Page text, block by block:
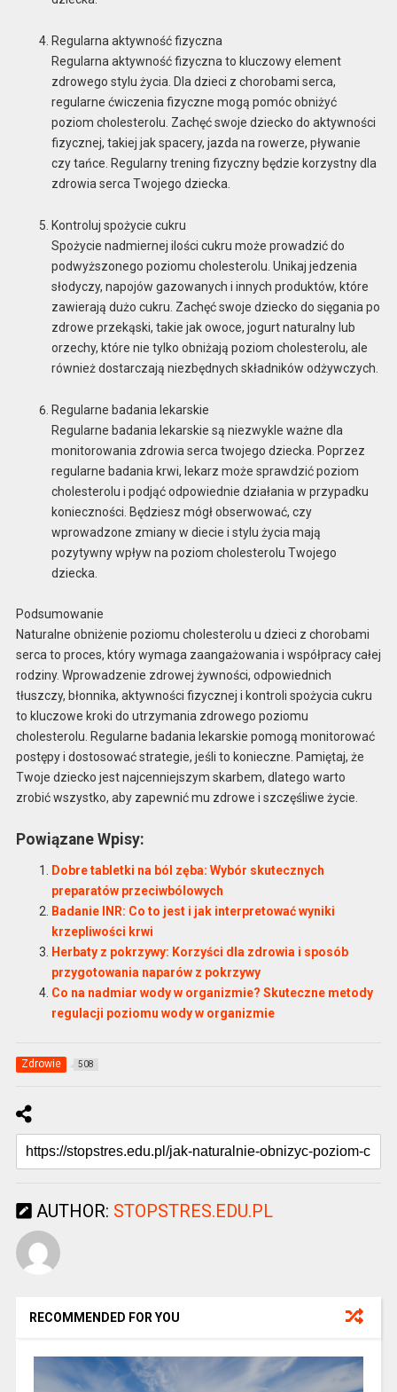
Regularna aktywność fizyczna
Regularna aktywność fizyczna to kluczowy element
zdrowego stylu życia. Dla dzieci z chorobami serca,
regularne ćwiczenia fizyczne mogą pomóc obniżyć
poziom cholesterolu. Zachęć swoje dziecko do aktywności
fizycznej, takiej jak spacery, jazda na rowerze, pływanie
czy tańce. Regularny trening fizyczny będzie korzystny dla
zdrowia serca Twojego dziecka.
Kontroluj spożycie cukru
Spożycie nadmiernej ilości cukru może prowadzić do
podwyższonego poziomu cholesterolu. Unikaj jedzenia
słodyczy, napojów gazowanych i innych produktów, które
zawierają dużo cukru. Zachęć swoje dziecko do sięgania po
zdrowe przekąski, takie jak owoce, jogurt naturalny lub
orzechy, które nie tylko obniżają poziom cholesterolu, ale
również dostarczają niezbędnych składników odżywczych.
Regularne badania lekarskie
Regularne badania lekarskie są niezwykle ważne dla
monitorowania zdrowia serca twojego dziecka. Poprzez
regularne badania krwi, lekarz może sprawdzić poziom
cholesterolu i podjąć odpowiednie działania w przypadku
konieczności. Będziesz mógł obserwować, czy
wprowadzone zmiany w diecie i stylu życia mają
pozytywny wpływ na poziom cholesterolu Twojego
dziecka.
Podsumowanie
Naturalne obniżenie poziomu cholesterolu u dzieci z chorobami
serca to proces, który wymaga zaangażowania i współpracy całej
rodziny. Wprowadzenie zdrowej żywności, odpowiednich
tłuszczy, błonnika, aktywności fizycznej i kontroli spożycia cukru
to kluczowe kroki do utrzymania zdrowego poziomu
cholesterolu. Regularne badania lekarskie pomogą monitorować
postępy i dostosować strategie, jeśli to konieczne. Pamiętaj, że
Twoje dziecko jest najcenniejszym skarbem, dlatego warto
zrobić wszystko, aby zapewnić mu zdrowe i szczęśliwe życie.
Powiązane Wpisy:
Dobre tabletki na ból zęba: Wybór skutecznych
preparatów przeciwbólowych
Badanie INR: Co to jest i jak interpretować wyniki
krzepliwości krwi
Herbaty z pokrzywy: Korzyści dla zdrowia i sposób
przygotowania naparów z pokrzywy
Co na nadmiar wody w organizmie? Skuteczne metody
regulacji poziomu wody w organizmie
Zdrowie 508
AUTHOR: STOPSTRES.EDU.PL
RECOMMENDED FOR YOU